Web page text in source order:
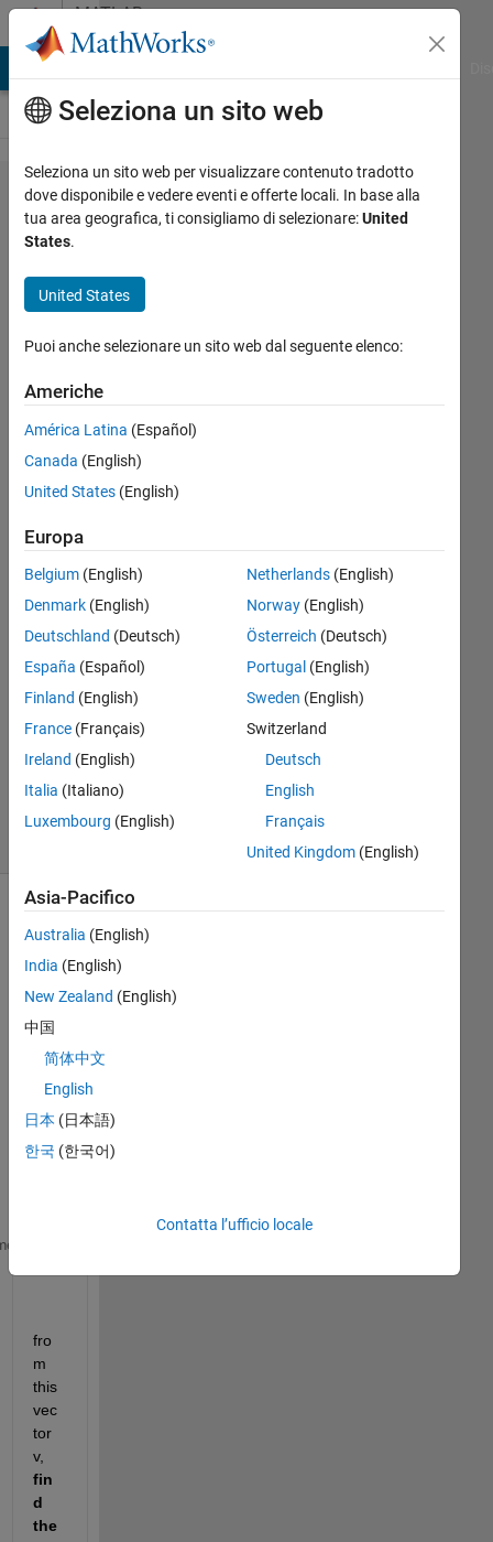
Vai al contenutoMATLAB
Answers
find the
next
an
in a
matrix
Elysi
25 Mar
2020
1
Risposta
Risposta
accettata
Aggiornato
2020
5
Visualizzazioni
hav
e
vec
fro
m
this
vec
tor
fin
d
the
Seleziona un sito web
Seleziona un sito web per visualizzare contenuto tradotto
dove disponibile e vedere eventi e offerte locali. In base alla
tua area geografica, ti consigliamo di selezionare:United
States.
United States
Puoi anche selezionare un sito web dal seguente elenco:
Americhe
América Latina (Español)
Canada (English)
United States (English)
Europa
Belgium (English)
Denmark (English)
Deutschland (Deutsch)
España (Español)
Finland (English)
France (Français)
Ireland (English)
Italia (Italiano)
Luxembourg (English)
Netherlands(English)
Norway(English)
Österreich (Deutsch)
Portugal (English)
Sweden (English)
Switzerland
Deutsch
English
Français
United Kingdom(English)
Asia-Pacifico
Australia (English)
India (English)
New Zealand (English)
中国
简体中文
English
日本 (日本語)
한국 (한국어)
Contatta l’ufficio locale